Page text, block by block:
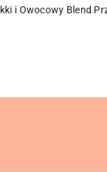
i Owocowy Blend